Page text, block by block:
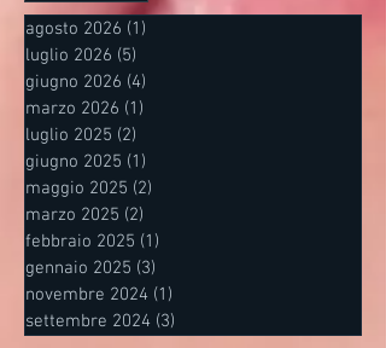
agosto 2026 (1)
luglio 2026 (5)
giugno 2026 (4)
marzo 2026 (1)
luglio 2025 (2)
giugno 2025 (1)
maggio 2025 (2)
marzo 2025 (2)
febbraio 2025 (1)
gennaio 2025 (3)
novembre 2024 (1)
settembre 2024 (3)